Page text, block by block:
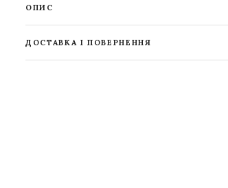
ОПИС
ДОСТАВКА І ПОВЕРНЕННЯ